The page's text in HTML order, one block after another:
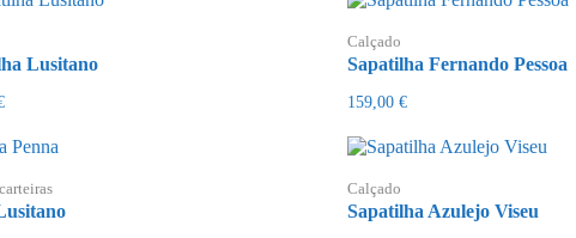
Lusitano
Calçado
Sapatilha Fernando Pessoa
159,00 €
Calçado
Sapatilha Azulejo Viseu